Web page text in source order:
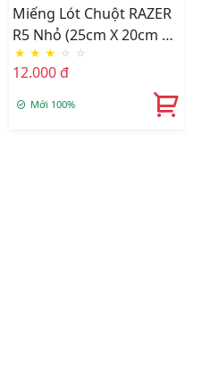
Miếng Lót Chuột RAZER
R5 Nhỏ (25cm X 20cm X
2mm)
★ ★ ★ ☆ ☆
12.000 đ
Mới 100%